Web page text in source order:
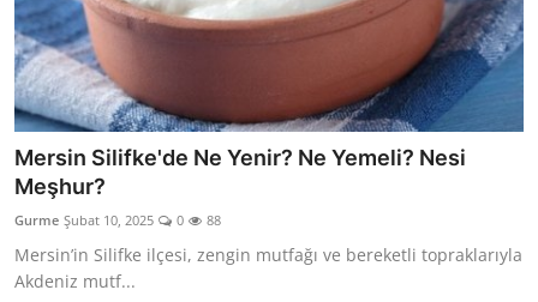
Mersin Silifke'de Ne Yenir? Ne Yemeli? Nesi
Meşhur?
Gurme Şubat 10, 2025 0 88
Mersin’in Silifke ilçesi, zengin mutfağı ve bereketli topraklarıyla
Akdeniz mutf...